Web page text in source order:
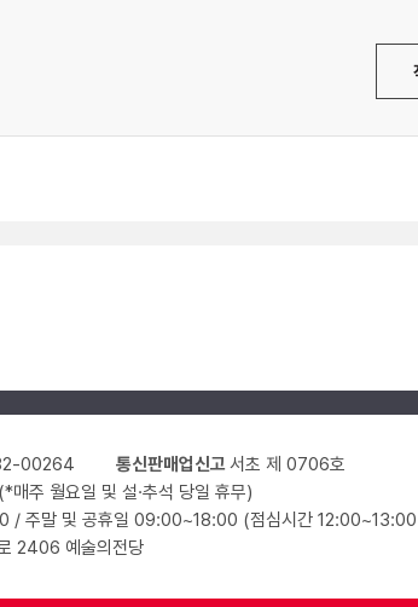
00264 통신판매업신고서초 제 0706호
주 월요일 및 설·추석 당일 휴무)
주말 및 공휴일 09:00~18:00 (점심시간 12:00~13:00
2406 예술의전당